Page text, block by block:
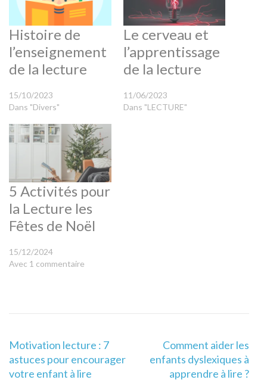
Histoire de
l’enseignement
de la lecture
15/10/2023
Dans "Divers"
Le cerveau et
l’apprentissage
de la lecture
11/06/2023
Dans "LECTURE"
5 Activités pour
la Lecture les
Fêtes de Noël
15/12/2024
Avec 1 commentaire
Navigation
de
l’article
Motivation lecture : 7
astuces pour encourager
votre enfant à lire
Comment aider les
enfants dyslexiques à
apprendre à lire ?